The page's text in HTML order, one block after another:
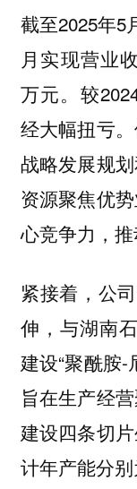
截至2025年5
月实现营业
万元。较
经大幅扭亏
战略发展规
资源聚焦优
心竞争力，推
紧接着，公
伸，与湖南
建设“聚酰胺-
旨在生产经
建设四条切
计年产能分别